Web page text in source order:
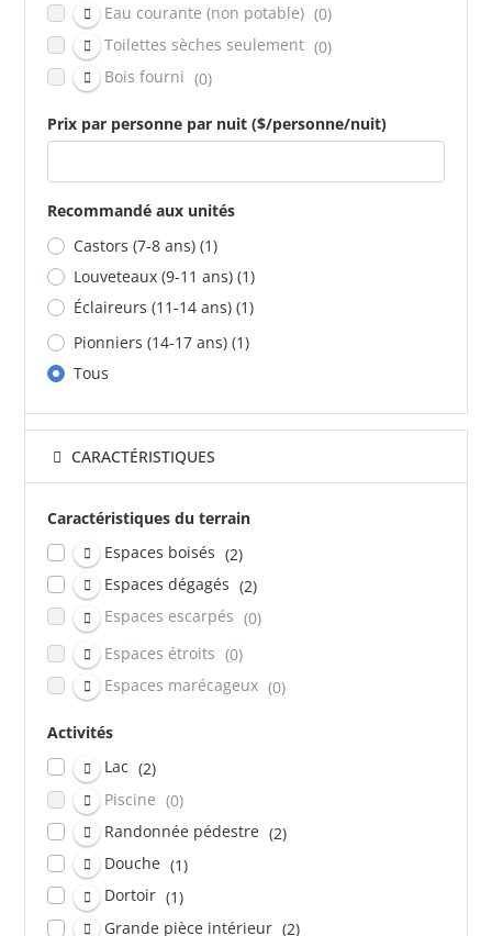
Eau courante (non potable) (0)
Toilettes sèches seulement (0)
Bois fourni (0)
Prix par personne par nuit ($/personne/nuit)
Recommandé aux unités
Castors (7-8 ans)(1)
Louveteaux (9-11 ans)(1)
Éclaireurs (11-14 ans)(1)
Pionniers (14-17 ans)(1)
Tous
CARACTÉRISTIQUES
Caractéristiques du terrain
Espaces boisés (2)
Espaces dégagés (2)
Espaces escarpés (0)
Espaces étroits (0)
Espaces marécageux (0)
Activités
Lac (2)
Piscine (0)
Randonnée pédestre (2)
Douche (1)
Dortoir (1)
Grande pièce intérieur (2)